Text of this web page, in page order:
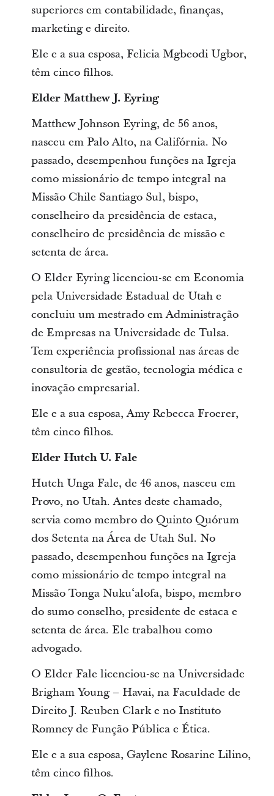
superiores em contabilidade, finanças,
marketing e direito.
Ele e a sua esposa, Felicia Mgbeodi Ugbor,
têm cinco filhos.
Elder Matthew J. Eyring
Matthew Johnson Eyring, de 56 anos,
nasceu em Palo Alto, na Califórnia. No
passado, desempenhou funções na Igreja
como missionário de tempo integral na
Missão Chile Santiago Sul, bispo,
conselheiro da presidência de estaca,
conselheiro de presidência de missão e
setenta de área.
O Elder Eyring licenciou-se em Economia
pela Universidade Estadual de Utah e
concluiu um mestrado em Administração
de Empresas na Universidade de Tulsa.
Tem experiência profissional nas áreas de
consultoria de gestão, tecnologia médica e
inovação empresarial.
Ele e a sua esposa, Amy Rebecca Froerer,
têm cinco filhos.
Elder Hutch U. Fale
Hutch Unga Fale, de 46 anos, nasceu em
Provo, no Utah. Antes deste chamado,
servia como membro do Quinto Quórum
dos Setenta na Área de Utah Sul. No
passado, desempenhou funções na Igreja
como missionário de tempo integral na
Missão Tonga Nukuʻalofa, bispo, membro
do sumo conselho, presidente de estaca e
setenta de área. Ele trabalhou como
advogado.
O Elder Fale licenciou-se na Universidade
Brigham Young – Havai, na Faculdade de
Direito J. Reuben Clark e no Instituto
Romney de Função Pública e Ética.
Ele e a sua esposa, Gaylene Rosarine Lilino,
têm cinco filhos.